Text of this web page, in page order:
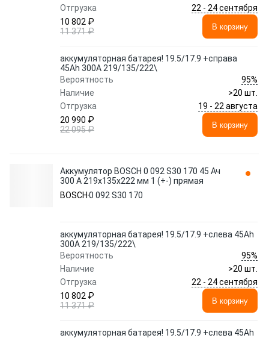
Отгрузка
22 - 24 сентября
10 802 ₽
11 371 ₽
В корзину
аккумуляторная батарея! 19.5/17.9 +справа
45Ah 300A 219/135/222\
Вероятность
95%
Наличие
>20 шт.
Отгрузка
19 - 22 августа
20 990 ₽
22 095 ₽
В корзину
Аккумулятор BOSCH 0 092 S30 170 45 Ач
300 А 219x135x222 мм 1 (+-) прямая
BOSCH 0 092 S30 170
аккумуляторная батарея! 19.5/17.9 +слева 45Ah
300A 219/135/222\
Вероятность
95%
Наличие
>20 шт.
Отгрузка
22 - 24 сентября
10 802 ₽
11 371 ₽
В корзину
аккумуляторная батарея! 19.5/17.9 +слева 45Ah